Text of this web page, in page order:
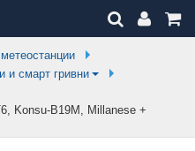
и смарт гривни
Konsu-B19M, Millanese +